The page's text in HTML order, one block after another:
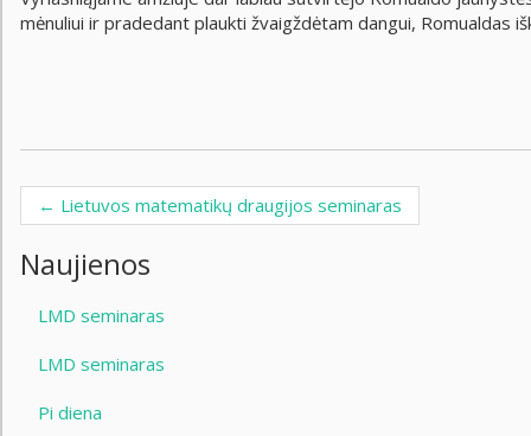
mėnuliui ir pradedant plaukti žvaigždėtam dangui, Romualdas
Post navigation
← Lietuvos matematikų draugijos seminaras
Naujienos
LMD seminaras
LMD seminaras
Pi diena